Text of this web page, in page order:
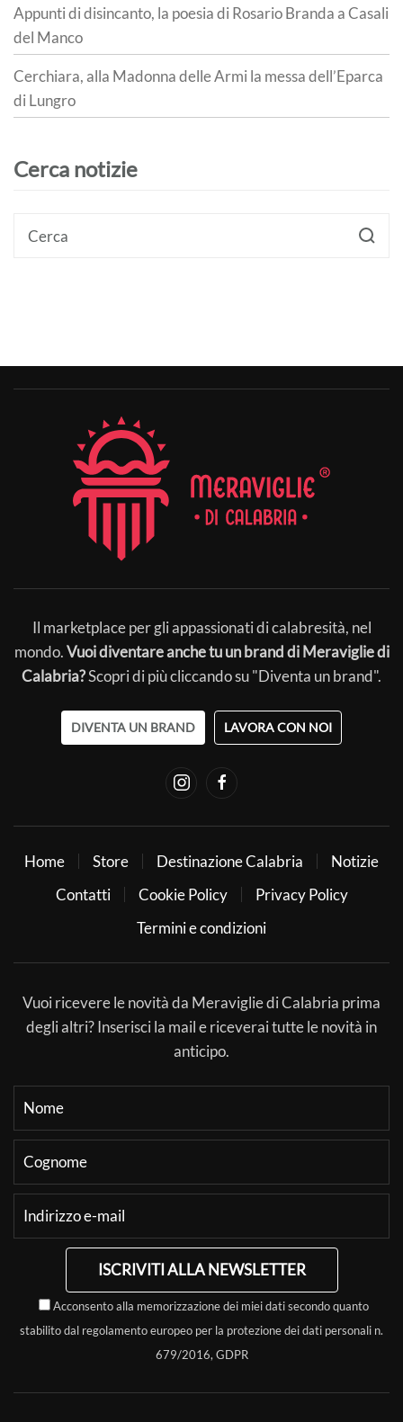
Appunti di disincanto, la poesia di Rosario Branda a Casali
del Manco
Cerchiara, alla Madonna delle Armi la messa dell’Eparca
di Lungro
Cerca notizie
Il marketplace per gli appassionati di calabresità, nel
mondo.Vuoi diventare anche tu un brand di Meraviglie di
Calabria?Scopri di più cliccando su "Diventa un brand".
DIVENTA UN BRAND LAVORA CON NOI
Home Store Destinazione Calabria
Notizie
Contatti
Cookie Policy
Privacy Policy
Termini e condizioni
Vuoi ricevere le novità da Meraviglie di Calabria prima
degli altri? Inserisci la mail e riceverai tutte le novità in
anticipo.
ISCRIVITI ALLA NEWSLETTER
Acconsento alla memorizzazione dei miei dati secondo quanto
stabilito dal regolamento europeo per la protezione dei dati personali n.
679/2016, GDPR